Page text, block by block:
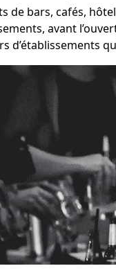
de bars, cafés,
avant
d’établissements